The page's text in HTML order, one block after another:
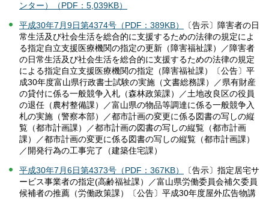
ンター）（PDF：5,039KB）
平成30年7月9日第4374号（PDF：389KB）
〔告示〕障害者の日
常生活及び社会生活を総合的に支援するための法律の規定によ
る指定自立支援医療機関の指定の更新（障害福祉課）／障害者
の日常生活及び社会生活を総合的に支援するための法律の規定
による指定自立支援医療機関の指定（障害福祉課）〔公告〕平
成30年度富山県行政書士試験の実施（文書総務課）／県有財産
の貸付に係る一般競争入札（森林政策課）／土地改良区の役員
の退任（農村整備課）／富山県の物品等調達に係る一般競争入
札の実施（警察本部）／都市計画の変更に係る図書の写しの縦
覧（都市計画課）／都市計画の図書の写しの縦覧（都市計画
課）／都市計画の変更に係る図書の写しの縦覧（都市計画課）
／開発行為の工事完了（建築住宅課）
平成30年7月6日第4373号（PDF：367KB）
〔告示〕指定居宅サ
ービス事業者の指定(高齢福祉課）／富山県労働委員会補欠委員
候補者の推薦（労働政策課）〔公告〕平成30年度屋外広告物講